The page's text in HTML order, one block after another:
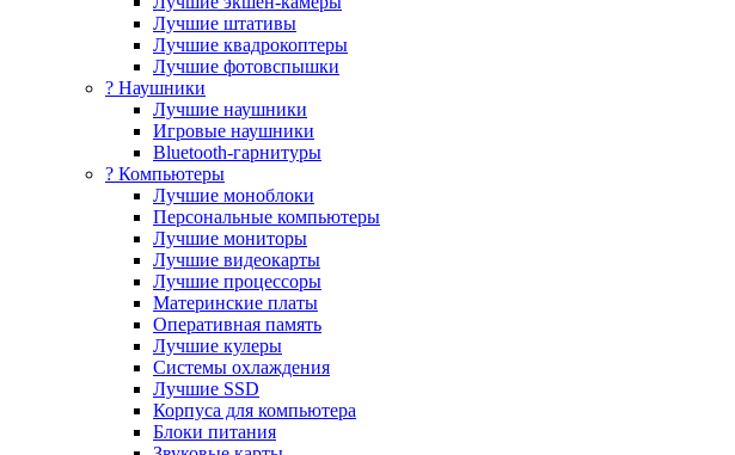
Лучшие штативы
Лучшие квадрокоптеры
Лучшие фотовспышки
? Наушники
Лучшие наушники
Игровые наушники
Bluetooth-гарнитуры
?️ Компьютеры
Лучшие моноблоки
Персональные компьютеры
Лучшие мониторы
Лучшие видеокарты
Лучшие процессоры
Материнские платы
Оперативная память
Лучшие кулеры
Системы охлаждения
Лучшие SSD
Корпуса для компьютера
Блоки питания